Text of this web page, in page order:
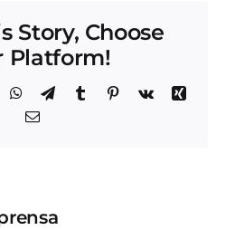
Story, Choose
Platform!
WhatsApp
TelegramTumblrPinterest
Vk
Xing
Correo